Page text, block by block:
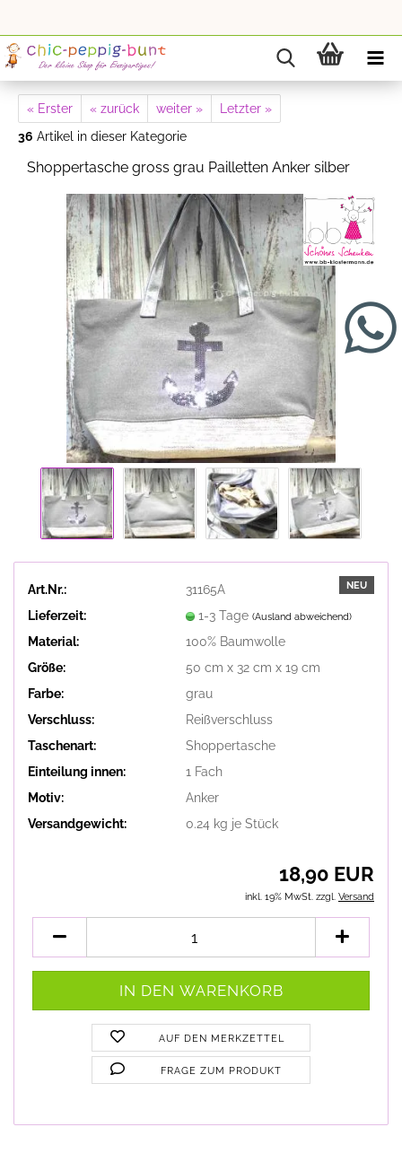
« Erster « zurück weiter »
Letzter »
36 Artikel in dieser Kategorie
Shoppertasche gross grau Pailletten Anker silber
NEU
Art.Nr.:
31165A
Lieferzeit:
1-3 Tage (Ausland abweichend)
Material:
100% Baumwolle
Größe:
50 cm x 32 cm x 19 cm
Farbe:
grau
Verschluss:
Reißverschluss
Taschenart:
Shoppertasche
Einteilung innen:
1 Fach
Motiv:
Anker
Versandgewicht:
0.24 kg je Stück
18,90 EUR
inkl. 19% MwSt. zzgl. Versand
AUF DEN MERKZETTEL
FRAGE ZUM PRODUKT